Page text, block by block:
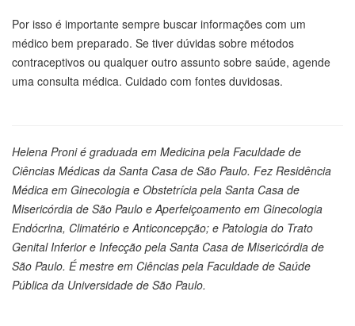
Por isso é importante sempre buscar informações com um
médico bem preparado. Se tiver dúvidas sobre métodos
contraceptivos ou qualquer outro assunto sobre saúde, agende
uma consulta médica. Cuidado com fontes duvidosas.
Helena Proni é graduada em Medicina pela Faculdade de
Ciências Médicas da Santa Casa de São Paulo. Fez Residência
Médica em Ginecologia e Obstetrícia pela Santa Casa de
Misericórdia de São Paulo e Aperfeiçoamento em Ginecologia
Endócrina, Climatério e Anticoncepção; e Patologia do Trato
Genital Inferior e Infecção pela Santa Casa de Misericórdia de
São Paulo. É mestre em Ciências pela Faculdade de Saúde
Pública da Universidade de São Paulo.